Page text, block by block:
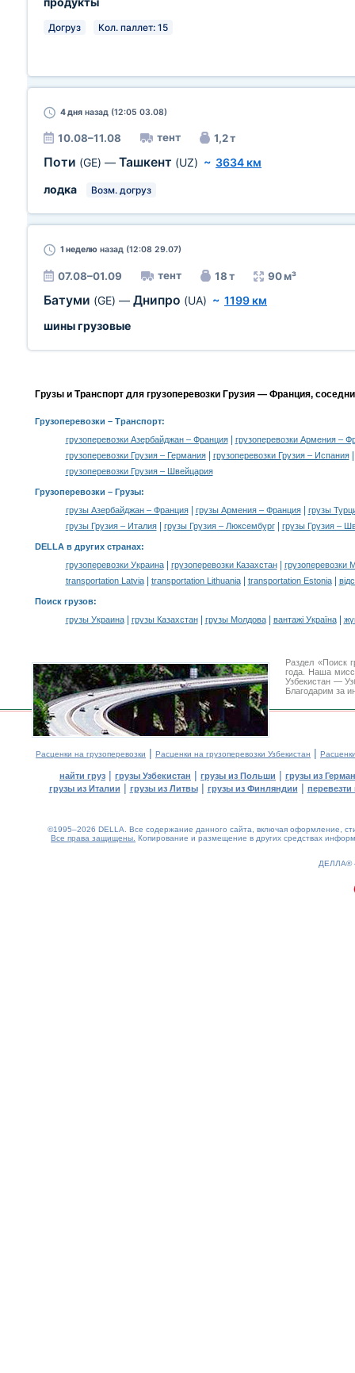
Догруз Кол. паллет: 15
4 дня назад (12:05 03.08)
10.08–11.08 тент 1,2 т
Поти (GE) — Ташкент (UZ) ~ 3634 км
лодка
Возм. догруз
1 неделю назад (12:08 29.07)
07.08–01.09 тент 18 т 90 м³
Батуми (GE) — Днипро (UA) ~ 1199 км
шины грузовые
Грузы и Транспорт для грузоперевозки Грузия — Франция,
Грузоперевозки – Транспорт:
грузоперевозки Азербайджан – Франция|
грузоперевозки Армения –
грузоперевозки Грузия – Германия| грузоперевозки Грузия – Испания
грузоперевозки Грузия – Швейцария
Грузоперевозки – Грузы:
грузы Азербайджан – Франция| грузы Армения – Франция|
грузы
грузы Грузия – Италия| грузы Грузия – Люксембург| грузы Грузия –
DELLA в других странах:
грузоперевозки Украина| грузоперевозки Казахстан|
грузоперевозки
transportation Latvia| transportation Lithuania| transportation Estonia|
Поиск грузов:
грузы Украина| грузы Казахстан| грузы Молдова| вантажі Україна|
Раздел «Поиск
года. Наша
Узбекистан —
Благодарим за
Расценки на грузоперевозки | Расценки на грузоперевозки Узбекистан |
найти груз | грузы Узбекистан | грузы из Польши | грузы из
грузы из Италии | грузы из Литвы| грузы из Финляндии | перевезти
©1995–2026 DELLA. Все содержание данного сайта, включая оформление,
Все права защищены. Копирование и размещение в других средствах